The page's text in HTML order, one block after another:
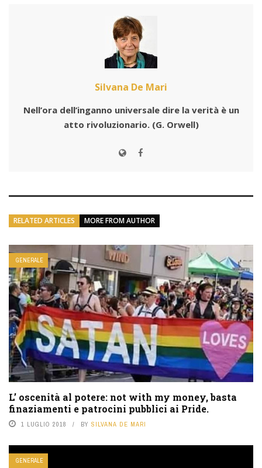
Silvana De Mari
Nell’ora dell’inganno universale dire la verità è un
atto rivoluzionario. (G. Orwell)
RELATED ARTICLES MORE FROM AUTHOR
GENERALE
L’ oscenità al potere: not with my money, basta
finaziamenti e patrocini pubblici ai Pride.
1 LUGLIO 2018 BY SILVANA DE MARI
GENERALE